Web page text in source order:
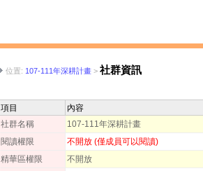
位置: 107-111年深耕計畫 > 社群資訊
項目
內容
社群名稱
107-111年深耕計畫
閱讀權限
不開放 (僅成員可以閱讀)
精華區權限
不開放